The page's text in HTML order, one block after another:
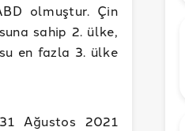
olmuştur. Çin
sahip 2. ülke,
en fazla 3. ülke
Ağustos 2021